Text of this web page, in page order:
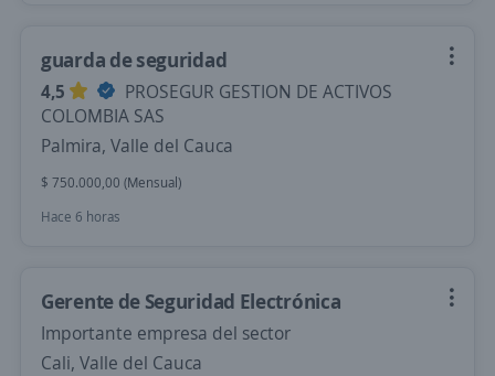
guarda de seguridad
4,5
PROSEGUR GESTION DE ACTIVOS
COLOMBIA SAS
Palmira, Valle del Cauca
$ 750.000,00 (Mensual)
Hace 6 horas
Gerente de Seguridad Electrónica
Importante empresa del sector
Cali, Valle del Cauca